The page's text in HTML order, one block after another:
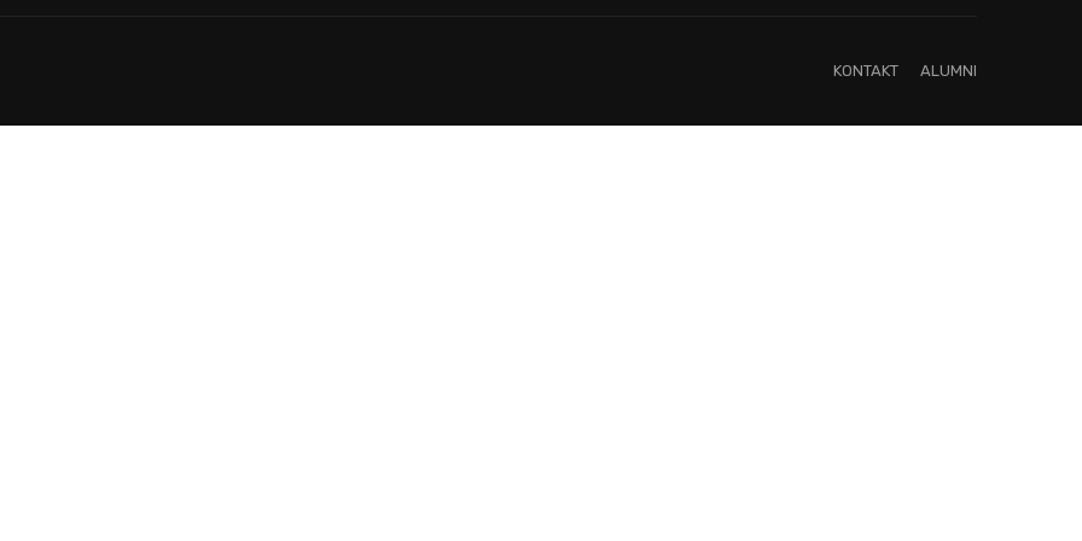
KONTAKT ALUMNI